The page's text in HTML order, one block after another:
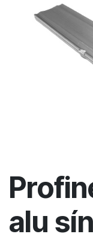
alu